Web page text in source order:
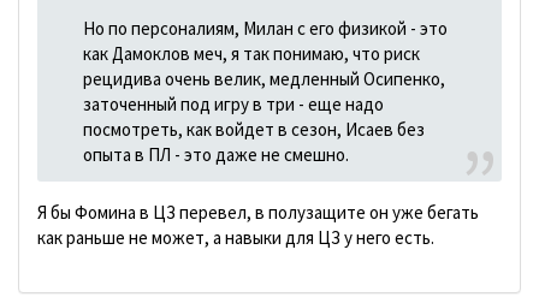
Но по персоналиям, Милан с его физикой - это
как Дамоклов меч, я так понимаю, что риск
рецидива очень велик, медленный Осипенко,
заточенный под игру в три - еще надо
посмотреть, как войдет в сезон, Исаев без
опыта в ПЛ - это даже не смешно.
Я бы Фомина в ЦЗ перевел, в полузащите он уже бегать
как раньше не может, а навыки для ЦЗ у него есть.